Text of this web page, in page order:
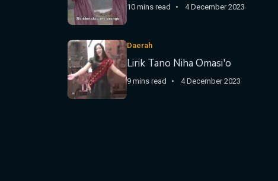
10 mins read 4 December 2023
Daerah
Lirik Tano Niha Omasi'o
9 mins read 4 December 2023